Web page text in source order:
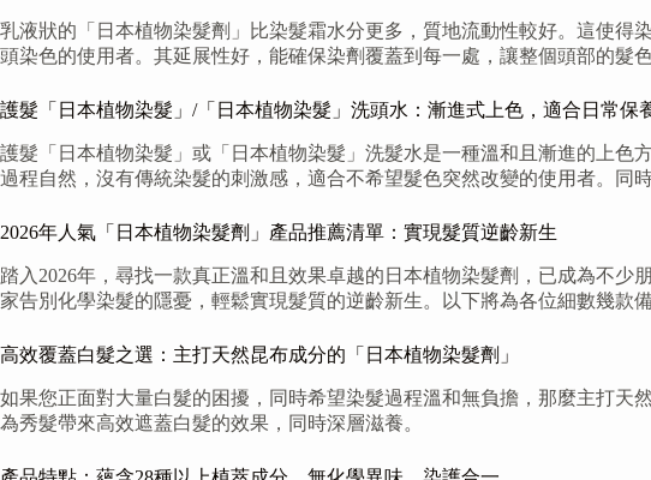
乳液狀的「日本植物染髮劑」比染髮霜水分更多，質地流動性較好。這使
頭染色的使用者。其延展性好，能確保染劑覆蓋到每一處，讓整個頭部的髮
護髮「日本植物染髮」/「日本植物染髮」洗頭水：漸進式上色，適合日常保
護髮「日本植物染髮」或「日本植物染髮」洗髮水是一種溫和且漸進的上
過程自然，沒有傳統染髮的刺激感，適合不希望髮色突然改變的使用者。同
2026年人氣「日本植物染髮劑」產品推薦清單：實現髮質逆齡新生
踏入2026年，尋找一款真正溫和且效果卓越的日本植物染髮劑，已成為不
家告別化學染髮的隱憂，輕鬆實現髮質的逆齡新生。以下將為各位細數幾款
高效覆蓋白髮之選：主打天然昆布成分的「日本植物染髮劑」
如果您正面對大量白髮的困擾，同時希望染髮過程溫和無負擔，那麼主打天
為秀髮帶來高效遮蓋白髮的效果，同時深層滋養。